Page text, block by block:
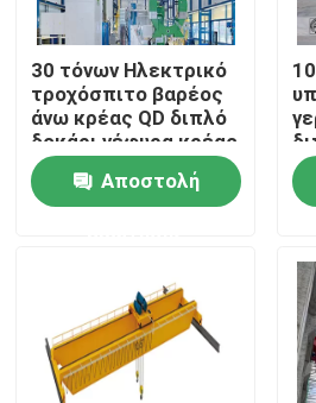
Ποιοτικός έλεγχος
επαφή
Γερανός ταξιδίου
Γερανός μονής δοκού
Διπλός γερανός ατσάλινων
30 τόνων Ηλεκτρικό
τροχόσπιτο βαρέος
άνω κρέας QD διπλό
δοκάρι γέφυρα κρέας
Αποστολή